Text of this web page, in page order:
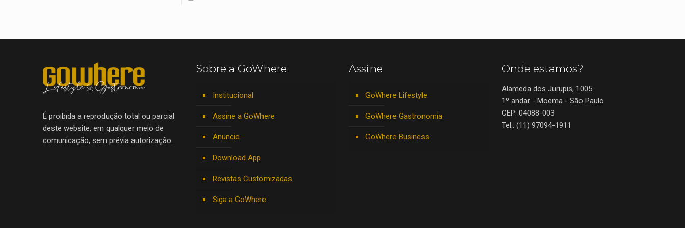
É proibida a reprodução total ou parcial
deste website, em qualquer meio de
comunicação, sem prévia autorização.
Sobre a GoWhere
Institucional
Assine a GoWhere
Anuncie
Download App
Revistas Customizadas
Siga a GoWhere
Assine
GoWhere Lifestyle
GoWhere Gastronomia
GoWhere Business
Onde estamos?
Alameda dos Jurupis, 1005
1º andar - Moema - São Paulo
CEP: 04088-003
Tel.: (11) 97094-1911